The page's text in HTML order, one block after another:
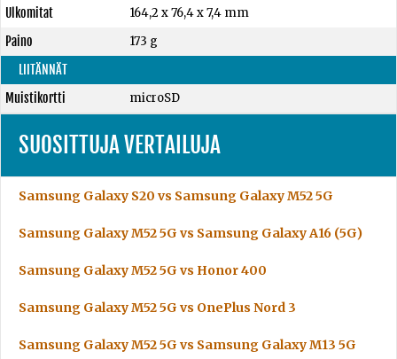
Ulkomitat
164,2 x 76,4 x 7,4 mm
Paino
173 g
LIITÄNNÄT
Muistikortti
microSD
SUOSITTUJA VERTAILUJA
Samsung Galaxy S20 vs Samsung Galaxy M52 5G
Samsung Galaxy M52 5G vs Samsung Galaxy A16 (5G)
Samsung Galaxy M52 5G vs Honor 400
Samsung Galaxy M52 5G vs OnePlus Nord 3
Samsung Galaxy M52 5G vs Samsung Galaxy M13 5G